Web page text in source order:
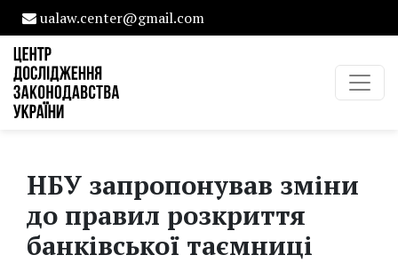
ualaw.center@gmail.com
НБУ запропонував зміни
до правил розкриття
банківської таємниці